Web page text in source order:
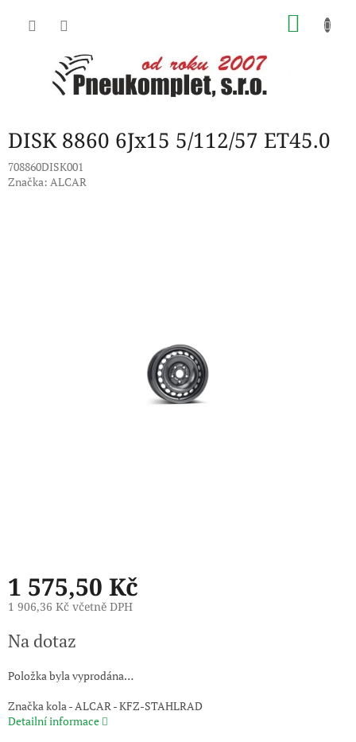
DISK 8860 6Jx15 5/112/57 ET45.0
708860DISK001
Značka: ALCAR
1 575,50 Kč
1 906,36 Kč včetně DPH
cena:
Na dotaz
Položka byla vyprodána…
Značka kola - ALCAR - KFZ-STAHLRAD
Detailní informace